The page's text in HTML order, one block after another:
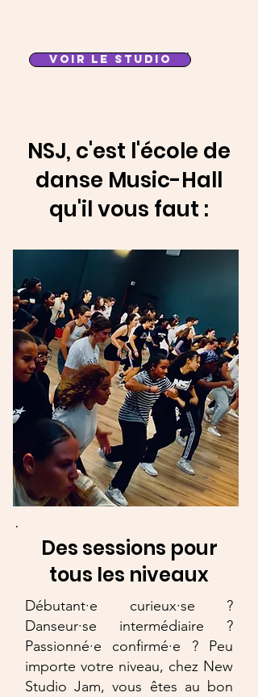
VOIR LE STUDIO
NSJ, c'est l'école de
danse Music-Hall
qu'il vous faut :
Des sessions pour
tous les niveaux
Débutant·e curieux·se ?
Danseur·se intermédiaire ?
Passionné·e confirmé·e ? Peu
importe votre niveau, chez New
Studio Jam, vous êtes au bon